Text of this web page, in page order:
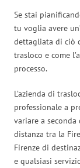
Se stai
tu voglia avere
dettagliata di ciò
trasloco e come
processo.
L’azienda di
professionale a
variare a
distanza tra la
Firenze di
e qualsiasi